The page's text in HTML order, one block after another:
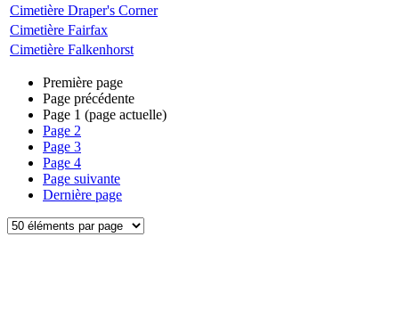
Cimetière Draper's Corner
Cimetière Fairfax
Cimetière Falkenhorst
Première page
Page précédente
Page 1 (page actuelle)
Page 2
Page 3
Page 4
Page suivante
Dernière page